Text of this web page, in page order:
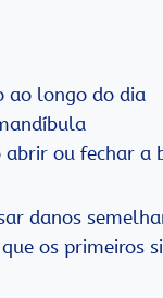
ao longo do dia
ou fechar a
danos
os primeiros